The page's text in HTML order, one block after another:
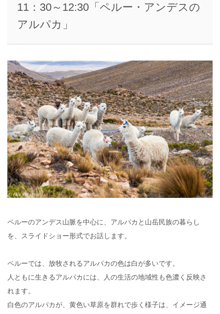
11：30～12:30「ペルー・アンデスの
アルパカ」
ペルーのアンデス山脈を中心に、アルパカと山岳民族の暮らし
を、スライドショー形式でお話します。
ペルーでは、放牧されるアルパカの色は白が多いです。
人ともに生きるアルパカには、人の生活の地域性も色濃く反映さ
れます。
白色のアルパカが、黄色い草原を群れで歩く様子は、イメージ通